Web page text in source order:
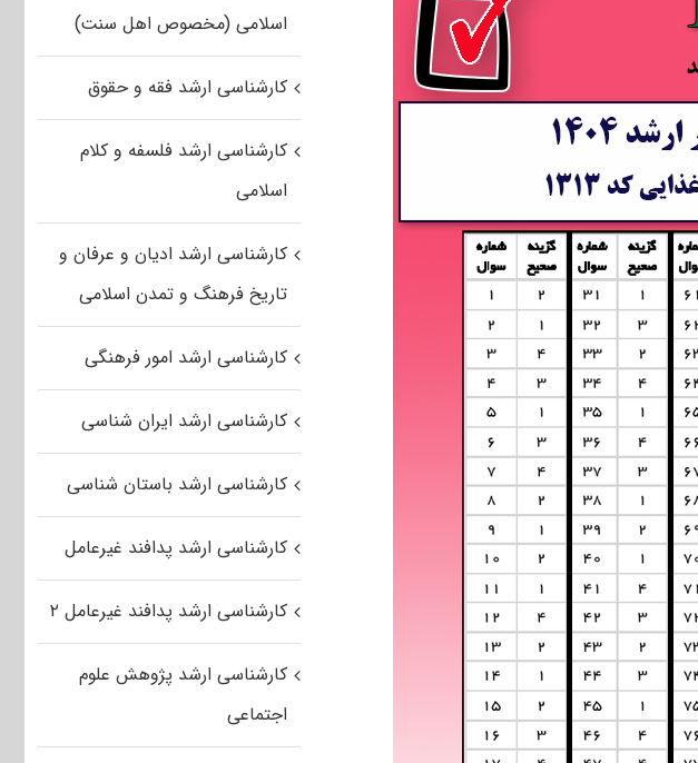
اسلامی (مخصوص اهل سنت)
کارشناسی ارشد فقه و حقوق
کارشناسی ارشد فلسفه و کلام
اسلامی
کارشناسی ارشد ادیان و عرفان و
تاریخ فرهنگ و تمدن اسلامی
کارشناسی ارشد امور فرهنگی
کارشناسی ارشد ایران شناسی
کارشناسی ارشد باستان شناسی
کارشناسی ارشد پدافند غیرعامل
کارشناسی ارشد پدافند غیرعامل ۲
کارشناسی ارشد پژوهش علوم
اجتماعی